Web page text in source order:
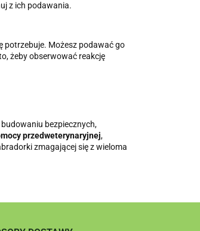
z ich podawania.
potrzebuje. Możesz podawać go
żeby obserwować reakcję
bezpiecznych,
przedweterynaryjnej,
zmagającej się z wieloma